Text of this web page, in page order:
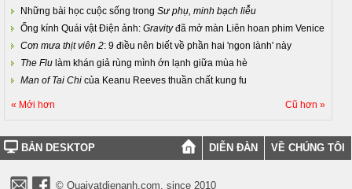
Những bài học cuộc sống trong Sư phụ, minh bạch liễu
Ống kính Quái vật Điện ảnh: Gravityđã mở màn Liên hoan phim Venice
Cơn mưa thịt viên 2: 9 điều nên biết về phần hai 'ngon lành' này
The Flu làm khán giả rùng mình ớn lạnh giữa mùa hè
Man of Tai Chi của Keanu Reeves thuần chất kung fu
« Mới hơn Cũ hơn »
BẢN DESKTOP DIỄN ĐÀN VỀ CHÚNG TÔI
© Quaivatdienanh.com, since 2010